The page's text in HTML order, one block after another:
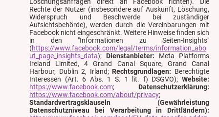
Rechte der Nutzer (insbesondere auf Auskunft, Löschung,
Widerspruch und Beschwerde bei zuständiger
Aufsichtsbehörde), werden durch die Vereinbarungen mit
Facebook nicht eingeschränkt. Weitere Hinweise finden sich
in den "Informationen zu Seiten-Insights"
(https://www.facebook.com/legal/terms/information_abo
ut_page_insights_data); Dienstanbieter: Meta Platforms
Ireland Limited, 4 Grand Canal Square, Grand Canal
Harbour, Dublin 2, Irland; Rechtsgrundlagen: Berechtigte
Interessen (Art. 6 Abs. 1 S. 1 lit. f) DSGVO); Website:
https://www.facebook.com; Datenschutzerklärung:
https://www.facebook.com/about/privacy;
Standardvertragsklauseln (Gewährleistung
Datenschutzniveau bei Verarbeitung in Drittländern):